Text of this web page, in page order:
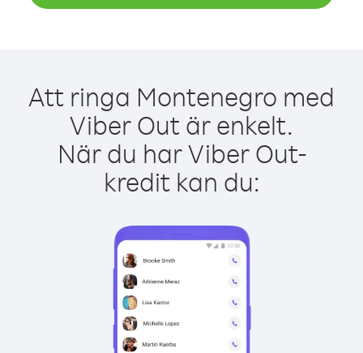
Att ringa Montenegro med
Viber Out är enkelt.
När du har Viber Out-
kredit kan du: